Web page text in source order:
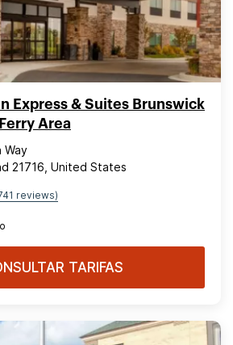
Express & Suites Brunswick
Area
Way
21716, United States
reviews)
TARIFAS